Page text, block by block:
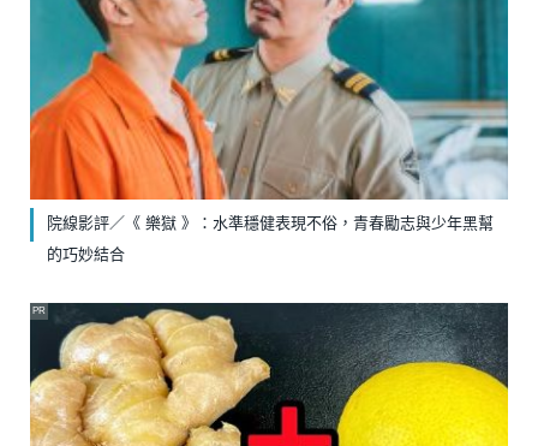
院線影評／《 樂獄 》：水準穩健表現不俗，青春勵志與少年黑幫
的巧妙結合
PR